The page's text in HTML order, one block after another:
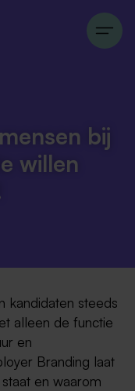
bij
willen
kandidaten steeds
alleen de functie
en
Branding laat
en waarom